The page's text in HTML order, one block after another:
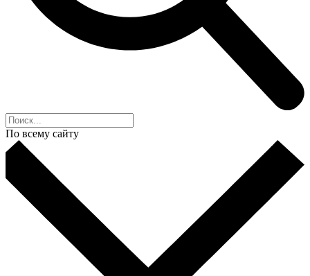
По всему сайту